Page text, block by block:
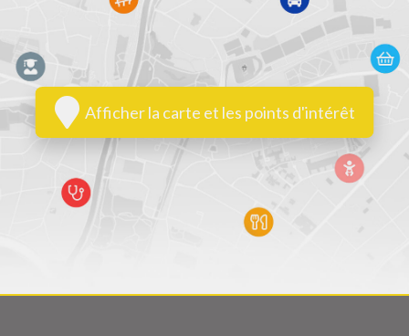
Afficher la carte et les points d'intérêt